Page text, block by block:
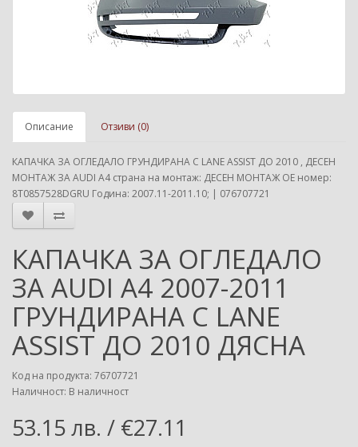
Описание Отзиви (0)
КАПАЧКА ЗА ОГЛЕДАЛО ГРУНДИРАНА С LANE ASSIST ДО 2010 , ДЕСЕН
МОНТАЖ ЗА AUDI A4 страна на монтаж: ДЕСЕН МОНТАЖ ОЕ номер:
8T0857528DGRU Година: 2007.11-2011.10; | 076707721
КАПАЧКА ЗА ОГЛЕДАЛО
ЗА AUDI A4 2007-2011
ГРУНДИРАНА С LANE
ASSIST ДО 2010 ДЯСНА
Код на продукта: 76707721
Наличност: В наличност
53.15 лв. / €27.11